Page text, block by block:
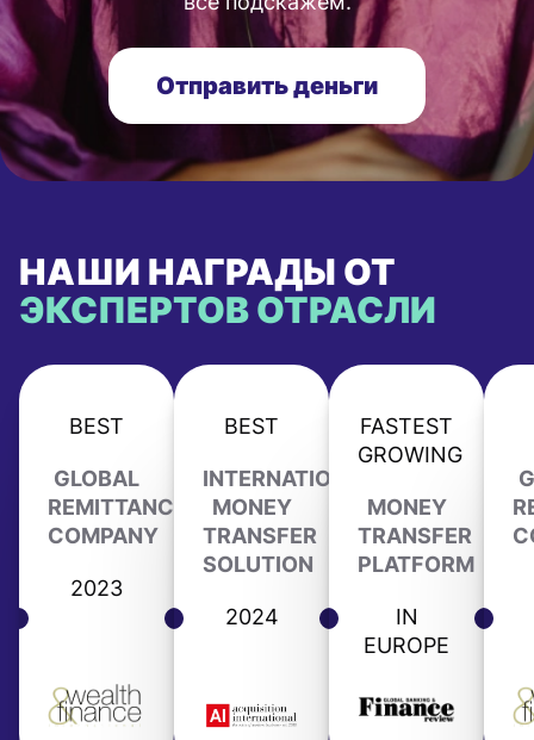
Отправить деньги
НАШИ НАГРАДЫ ОТ
ЭКСПЕРТОВ ОТРАСЛИ
BEST
GLOBAL
REMITTANCE
COMPANY
2023
BEST
INTERNATIONAL
MONEY
TRANSFER
SOLUTION
2024
FASTEST
GROWING
MONEY
TRANSFER
PLATFORM
IN
EUROPE